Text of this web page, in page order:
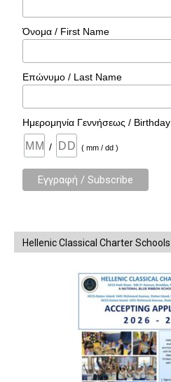
Όνομα / First Name
Επώνυμο / Last Name
Ημερομηνία Γεννήσεως / Birthday
/ ( mm / dd )
Hellenic Classical Charter Schools